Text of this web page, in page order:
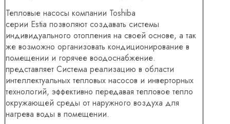
Тепловые насосы компании Toshiba
серии Estia позволяют создавать системы
индивидуального отопления на своей основе, а так
же возможно организовать кондиционирование в
помещении и горячее воодоснабжение.
представляет Система реализацию в области
интеллектуальных тепловых насосов и инверторных
технологий, эффективно передавая тепловое тепло
окружающей среды от наружного воздуха для
нагрева воды в помещении.